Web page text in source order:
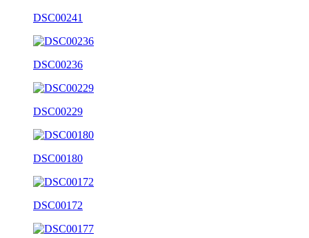
DSC00241
DSC00236
DSC00229
DSC00180
DSC00172